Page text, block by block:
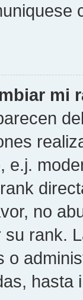
mi
e.j.
no
rank.
o
hasta